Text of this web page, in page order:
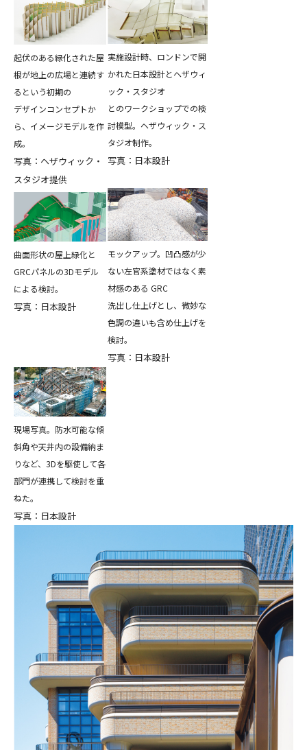
起伏のある緑化された屋
根が地上の広場と連続す
るという初期の
デザインコンセプトか
ら、イメージモデルを作
成。
写真：ヘザウィック・
スタジオ提供
実施設計時、ロンドンで開
かれた日本設計とヘザウィ
ック・スタジオ
とのワークショップでの検
討模型。ヘザウィック・ス
タジオ制作。
写真：日本設計
曲面形状の屋上緑化と
GRCパネルの3Dモデル
による検討。
写真：日本設計
モックアップ。凹凸感が少
ない左官系塗材ではなく素
材感のある GRC
洗出し仕上げとし、微妙な
色調の違いも含め仕上げを
検討。
写真：日本設計
現場写真。防水可能な傾
斜角や天井内の設備納ま
りなど、3Dを駆使して各
部門が連携して検討を重
ねた。
写真：日本設計